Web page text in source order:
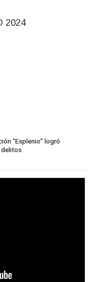
“Esplenio” logró
delitos